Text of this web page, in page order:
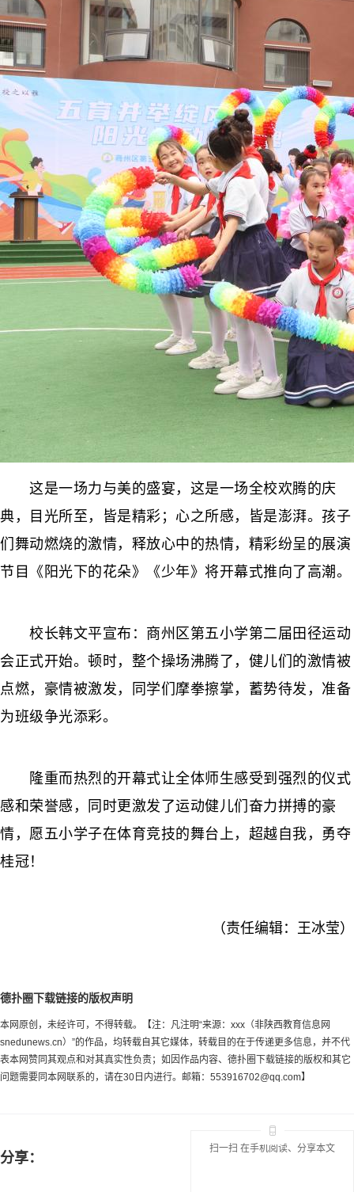
这是一场力与美的盛宴，这是一场全校欢腾的庆
典，目光所至，皆是精彩；心之所感，皆是澎湃。孩子
们舞动燃烧的激情，释放心中的热情，精彩纷呈的展演
节目《阳光下的花朵》《少年》将开幕式推向了高潮。
校长韩文平宣布：商州区第五小学第二届田径运动
会正式开始。顿时，整个操场沸腾了，健儿们的激情被
点燃，豪情被激发，同学们摩拳擦掌，蓄势待发，准备
为班级争光添彩。
隆重而热烈的开幕式让全体师生感受到强烈的仪式
感和荣誉感，同时更激发了运动健儿们奋力拼搏的豪
情，愿五小学子在体育竞技的舞台上，超越自我，勇夺
桂冠！
（责任编辑：王冰莹）
德扑圈下载链接的版权声明
本网原创，未经许可，不得转载。【注：凡注明“来源：xxx（非陕西教育信息网
snedunews.cn）”的作品，均转载自其它媒体，转载目的在于传递更多信息，并不代
表本网赞同其观点和对其真实性负责；如因作品内容、德扑圈下载链接的版权和其它
问题需要同本网联系的，请在30日内进行。邮箱： 553916702@qq.com】
分享：
扫一扫 在手机阅读、分享本文